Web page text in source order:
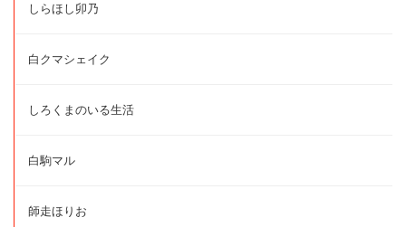
しらほし卯乃
白クマシェイク
しろくまのいる生活
白駒マル
師走ほりお